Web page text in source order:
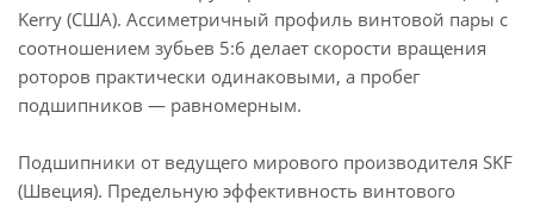
Kerry (США). Ассиметричный профиль винтовой пары с
соотношением зубьев 5:6 делает скорости вращения
роторов практически одинаковыми, а пробег
подшипников — равномерным.
Подшипники от ведущего мирового производителя SKF
(Швеция). Предельную эффективность винтового